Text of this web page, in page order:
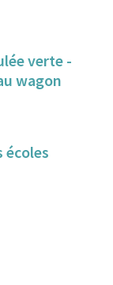
verte -
wagon
écoles